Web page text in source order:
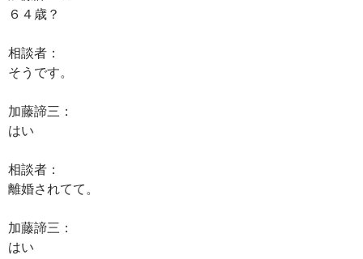
６４歳？
相談者：
そうです。
加藤諦三：
はい
相談者：
離婚されてて。
加藤諦三：
はい